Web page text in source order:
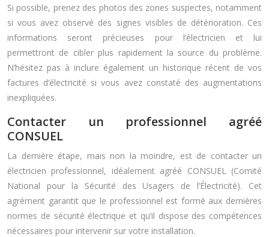
Si possible, prenez des photos des zones suspectes, notamment
si vous avez observé des signes visibles de détérioration. Ces
informations seront précieuses pour l’électricien et lui
permettront de cibler plus rapidement la source du problème.
N’hésitez pas à inclure également un historique récent de vos
factures d’électricité si vous avez constaté des augmentations
inexpliquées.
Contacter un professionnel agréé
CONSUEL
La dernière étape, mais non la moindre, est de contacter un
électricien professionnel, idéalement agréé CONSUEL (Comité
National pour la Sécurité des Usagers de l’Électricité). Cet
agrément garantit que le professionnel est formé aux dernières
normes de sécurité électrique et qu’il dispose des compétences
nécessaires pour intervenir sur votre installation.